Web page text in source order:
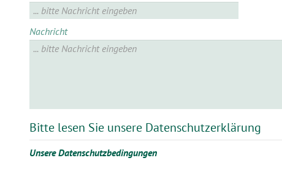
Nachricht
Bitte lesen Sie unsere Datenschutzerklärung
Unsere Datenschutzbedingungen